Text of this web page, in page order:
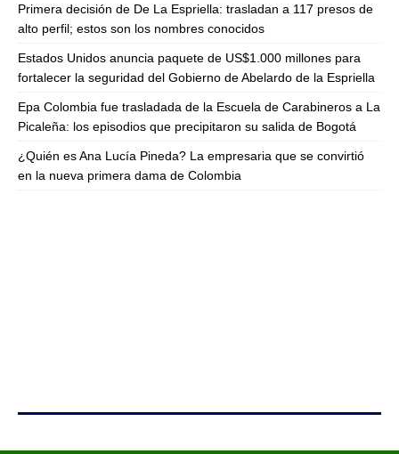
Primera decisión de De La Espriella: trasladan a 117 presos de
alto perfil; estos son los nombres conocidos
Estados Unidos anuncia paquete de US$1.000 millones para
fortalecer la seguridad del Gobierno de Abelardo de la Espriella
Epa Colombia fue trasladada de la Escuela de Carabineros a La
Picaleña: los episodios que precipitaron su salida de Bogotá
¿Quién es Ana Lucía Pineda? La empresaria que se convirtió
en la nueva primera dama de Colombia